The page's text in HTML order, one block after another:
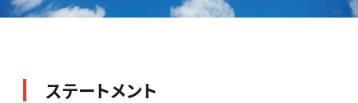
ステートメント